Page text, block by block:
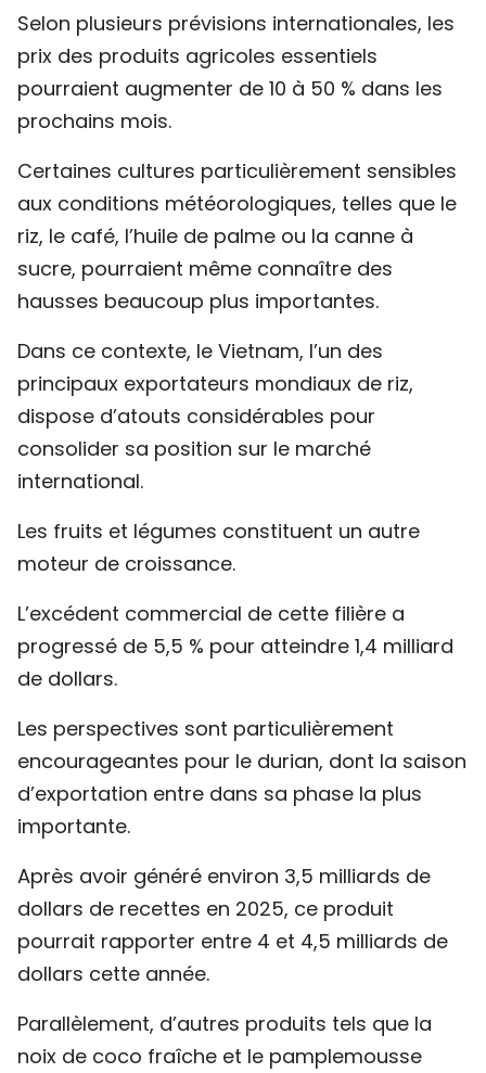
Selon plusieurs prévisions internationales, les
prix des produits agricoles essentiels
pourraient augmenter de 10 à 50 % dans les
prochains mois.
Certaines cultures particulièrement sensibles
aux conditions météorologiques, telles que le
riz, le café, l’huile de palme ou la canne à
sucre, pourraient même connaître des
hausses beaucoup plus importantes.
Dans ce contexte, le Vietnam, l’un des
principaux exportateurs mondiaux de riz,
dispose d’atouts considérables pour
consolider sa position sur le marché
international.
Les fruits et légumes constituent un autre
moteur de croissance.
L’excédent commercial de cette filière a
progressé de 5,5 % pour atteindre 1,4 milliard
de dollars.
Les perspectives sont particulièrement
encourageantes pour le durian, dont la saison
d’exportation entre dans sa phase la plus
importante.
Après avoir généré environ 3,5 milliards de
dollars de recettes en 2025, ce produit
pourrait rapporter entre 4 et 4,5 milliards de
dollars cette année.
Parallèlement, d’autres produits tels que la
noix de coco fraîche et le pamplemousse